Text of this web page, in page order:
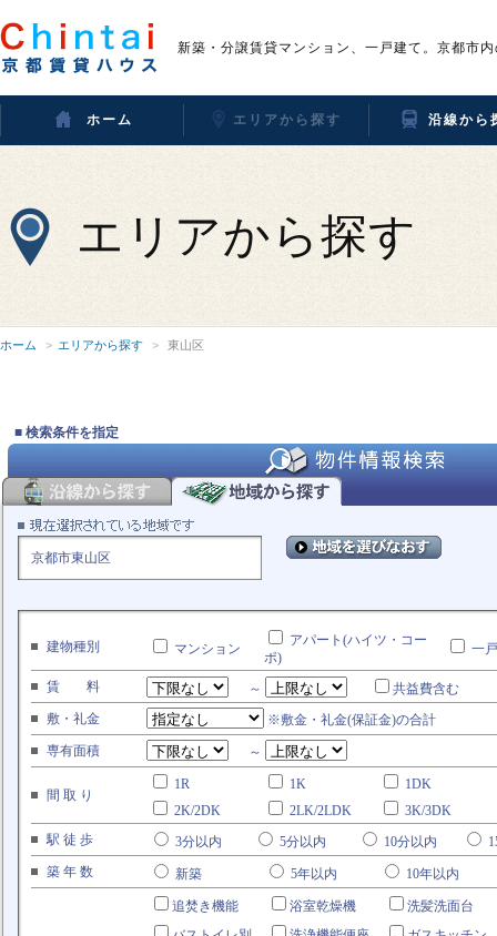
新築・分譲賃貸マンション、一戸建て。京都市
ホーム エリアから探す 沿線から
エリアから探す
ホーム エリアから探す 東山区